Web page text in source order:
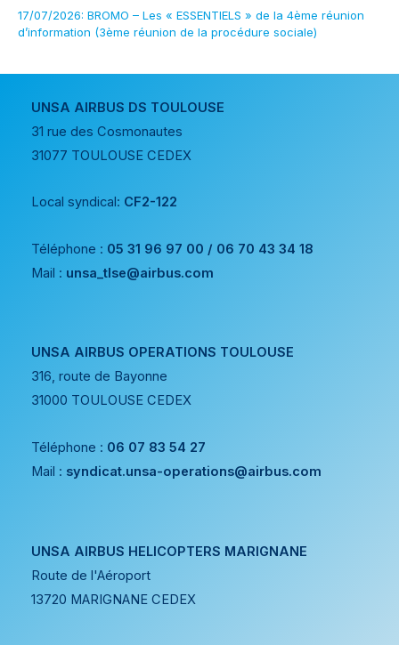
17/07/2026: BROMO – Les « ESSENTIELS » de la 4ème réunion
d’information (3ème réunion de la procédure sociale)
UNSA AIRBUS DS TOULOUSE
31 rue des Cosmonautes
31077 TOULOUSE CEDEX
Local syndical: CF2-122
Téléphone : 05 31 96 97 00 / 06 70 43 34 18
Mail : unsa_tlse@airbus.com
UNSA AIRBUS OPERATIONS TOULOUSE
316, route de Bayonne
31000 TOULOUSE CEDEX
Téléphone : 06 07 83 54 27
Mail : syndicat.unsa-operations@airbus.com
UNSA AIRBUS HELICOPTERS MARIGNANE
Route de l'Aéroport
13720 MARIGNANE CEDEX